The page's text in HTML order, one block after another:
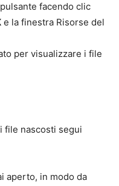
facendo clic
e la finestra Risorse del
per visualizzare i file
file nascosti segui
aperto, in modo da